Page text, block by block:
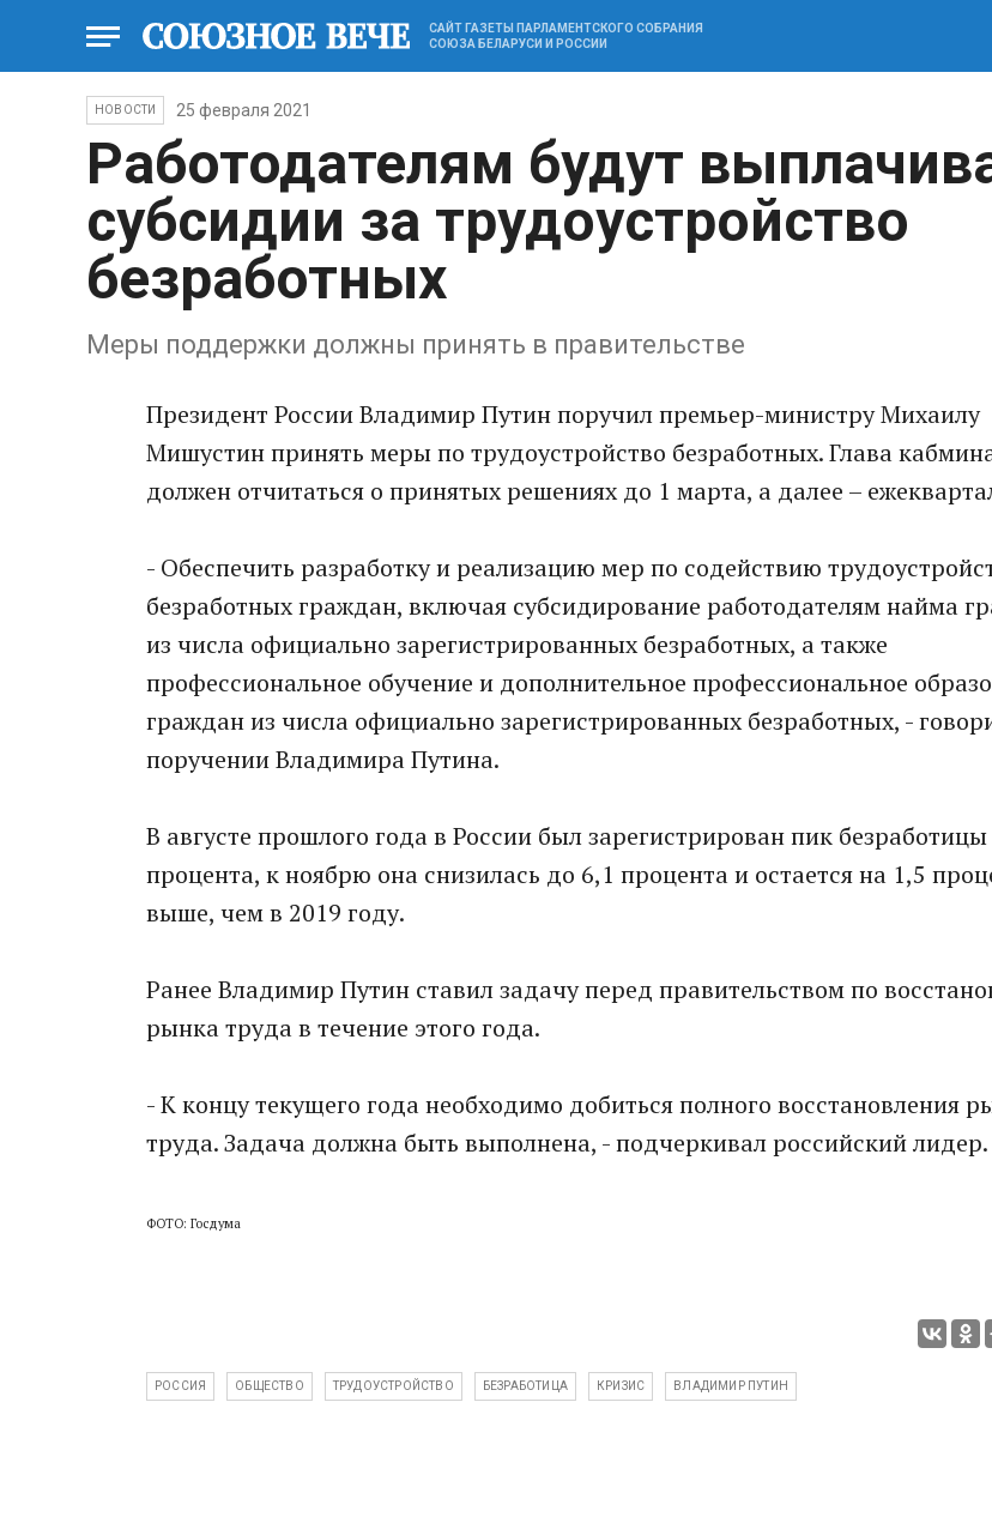
САЙТ ГАЗЕТЫ ПАРЛАМЕНТСКОГО СОБРАНИЯ
СОЮЗА БЕЛАРУСИ И РОССИИ
НОВОСТИ 25 февраля 2021
Работодателям будут
субсидии за трудоустройство
безработных
Меры поддержки должны принять в правительстве
Президент России Владимир Путин поручил премьер-министру Михаилу
Мишустин принять меры по трудоустройство безработных. Глава
должен отчитаться о принятых решениях до 1 марта, а далее –
- Обеспечить разработку и реализацию мер по содействию
безработных граждан, включая субсидирование работодателям найма
из числа официально зарегистрированных безработных, а также
профессиональное обучение и дополнительное профессиональное
граждан из числа официально зарегистрированных безработных, -
поручении Владимира Путина.
В августе прошлого года в России был зарегистрирован пик
процента, к ноябрю она снизилась до 6,1 процента и остается на 1,5
выше, чем в 2019 году.
Ранее Владимир Путин ставил задачу перед правительством по
рынка труда в течение этого года.
- К концу текущего года необходимо добиться полного восстановления
труда. Задача должна быть выполнена, - подчеркивал российский лидер.
ФОТО: Госдума
РОССИЯ ОБЩЕСТВО ТРУДОУСТРОЙСТВО БЕЗРАБОТИЦА КРИЗИС ВЛАДИМИР ПУТИН